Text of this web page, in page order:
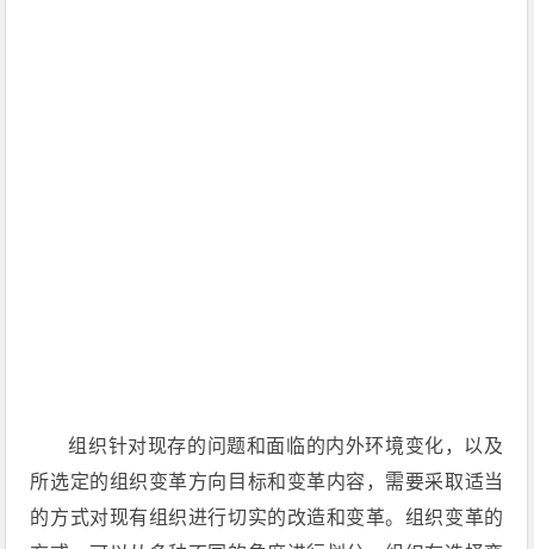
组织针对现存的问题和面临的内外环境变化，以及
所选定的组织变革方向目标和变革内容，需要采取适当
的方式对现有组织进行切实的改造和变革。组织变革的